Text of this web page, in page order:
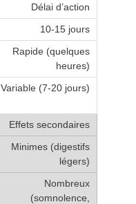
Délai d’action
10-15 jours
Rapide (quelques
heures)
Variable (7-20 jours)
Effets secondaires
Minimes (digestifs
légers)
Nombreux
(somnolence,